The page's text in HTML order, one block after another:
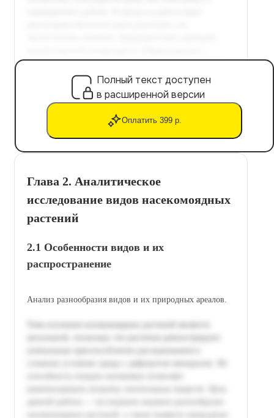
Полный текст доступен
в расширенной версии
Оплатить 399 р.
Глава 2. Аналитическое
исследование видов насекомоядных
растений
2.1 Особенности видов и их
распространение
Анализ разнообразия видов и их природных ареалов.